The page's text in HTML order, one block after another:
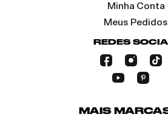
Minha Conta
Meus Pedidos
REDES
MAIS